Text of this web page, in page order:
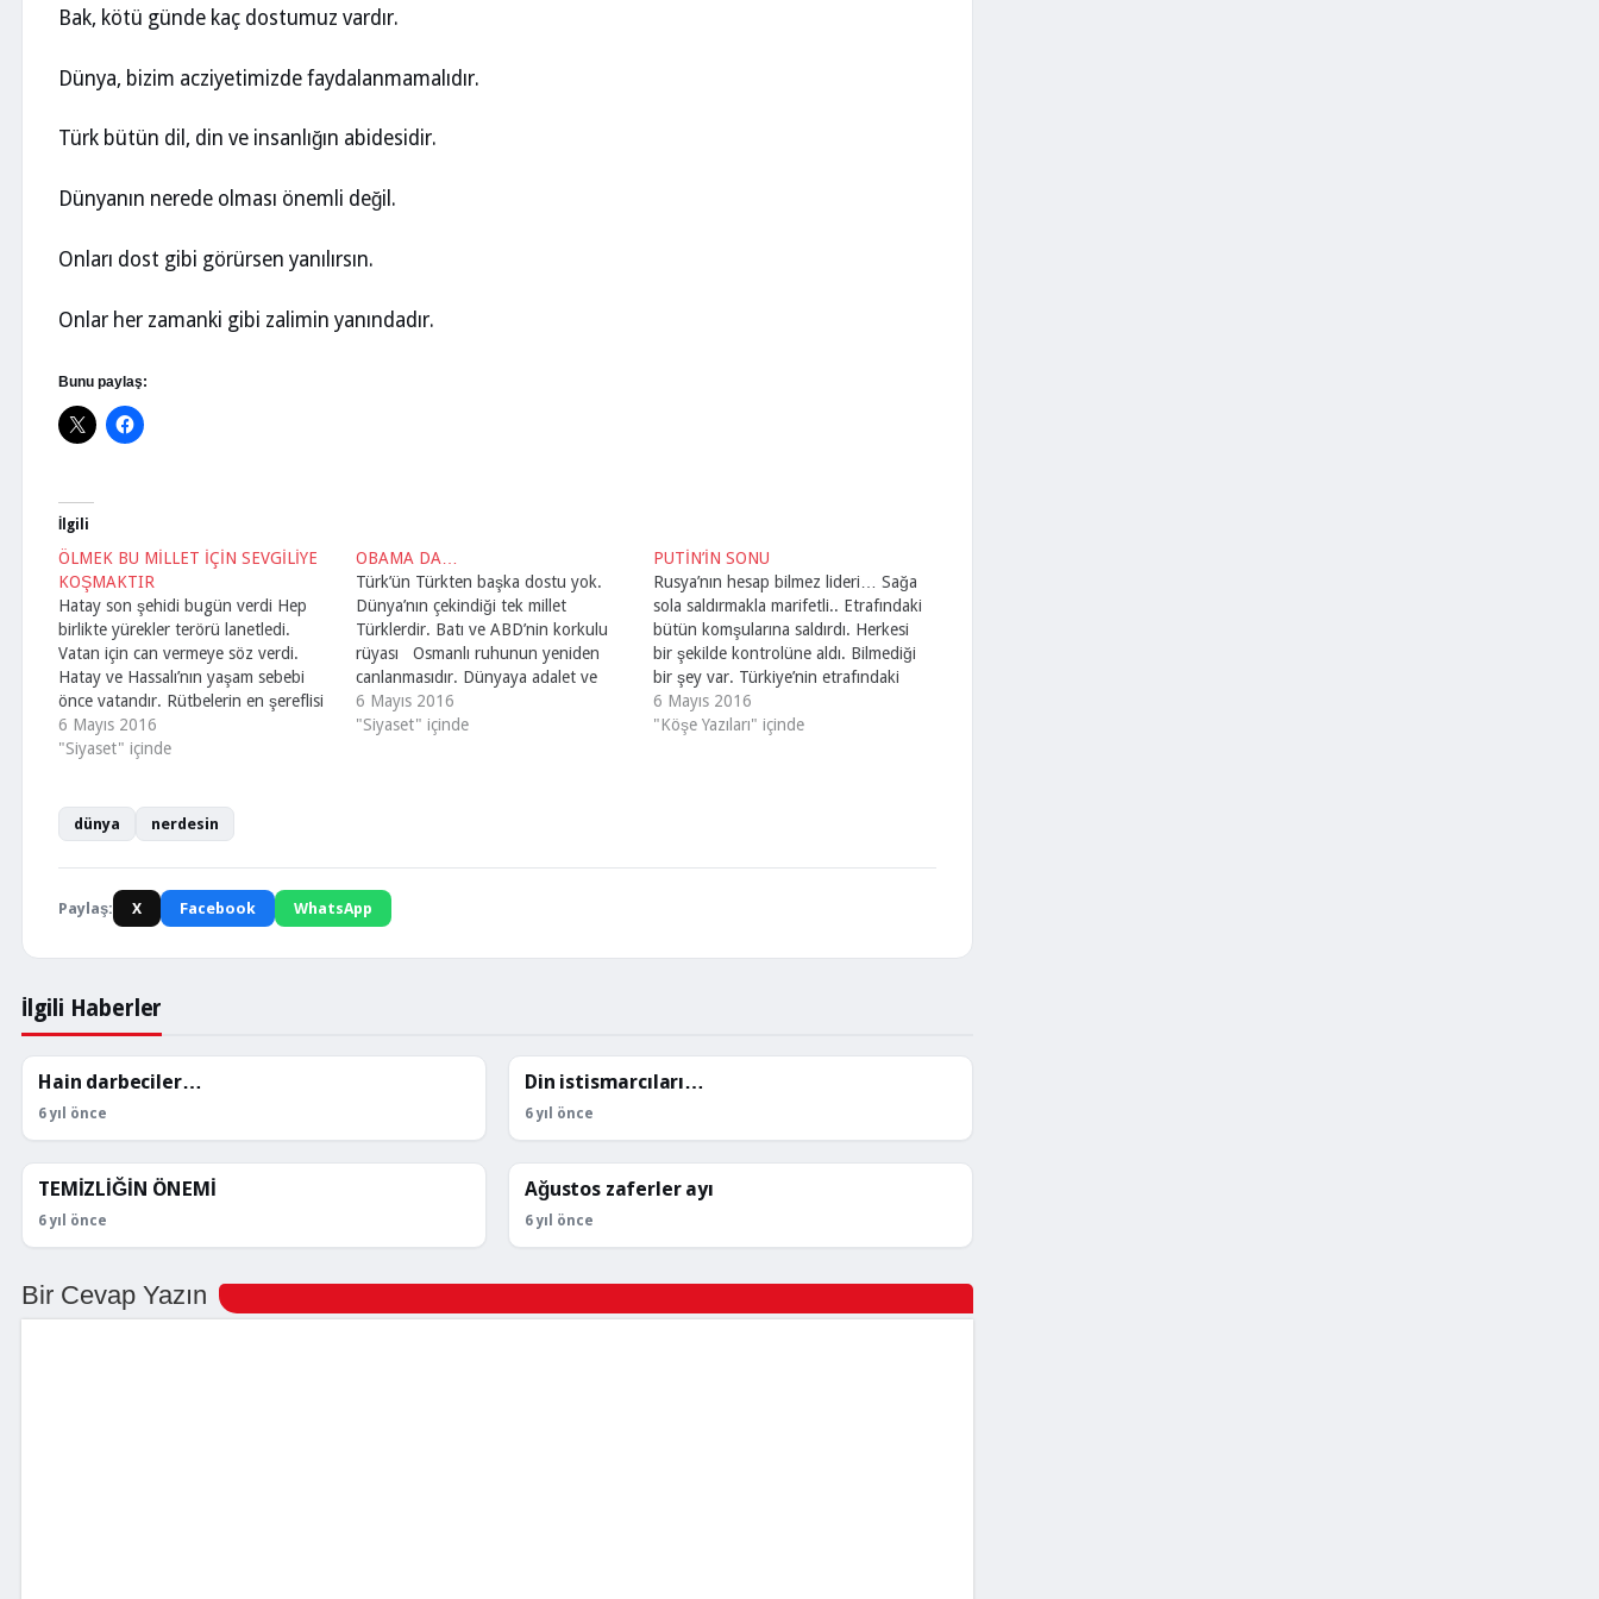
Bak, kötü günde kaç dostumuz vardır.
Dünya, bizim acziyetimizde faydalanmamalıdır.
Türk bütün dil, din ve insanlığın abidesidir.
Dünyanın nerede olması önemli değil.
Onları dost gibi görürsen yanılırsın.
Onlar her zamanki gibi zalimin yanındadır.
Bunu paylaş:
İlgili
ÖLMEK BU MİLLET İÇİN SEVGİLİYE
KOŞMAKTIR
Hatay son şehidi bugün verdi Hep
birlikte yürekler terörü lanetledi.
Vatan için can vermeye söz verdi.
Hatay ve Hassalı’nın yaşam sebebi
önce vatandır. Rütbelerin en şereflisi
şehit olmaktır. Bu vatan için milyonlar
şehit oldu. Kıyamete kadar da devam
yarında da…
6 Mayıs 2016
"Siyaset" içinde
OBAMA DA…
Türk’ün Türkten başka dostu yok.
Dünya’nın çekindiği tek millet
Türklerdir. Batı ve ABD’nin korkulu
rüyası Osmanlı ruhunun yeniden
canlanmasıdır. Dünyaya adalet ve
medeniyet yayan o yüce ruh Yeniden
inkişaf bulacak diye Bütün mahfiller
6 Mayıs 2016
"Siyaset" içinde
PUTİN’İN SONU
Rusya’nın hesap bilmez lideri… Sağa
sola saldırmakla marifetli.. Etrafındaki
bütün komşularına saldırdı. Herkesi
bir şekilde kontrolüne aldı. Bilmediği
bir şey var. Türkiye’nin etrafındaki
Ukrayna değil Kırım ve diğerler hiç
değil Tarih bilgisi çok zayıf herhalde
6 Mayıs 2016
"Köşe Yazıları" içinde
dünya nerdesin
Paylaş: X Facebook WhatsApp
İlgili Haberler
KÖŞE YAZILARI
Hain darbeciler…
6 yıl önce
KÖŞE YAZILARI
Din istismarcıları…
6 yıl önce
KÖŞE YAZILARI
TEMİZLİĞİN ÖNEMİ
6 yıl önce
KÖŞE YAZILARI
Ağustos zaferler ayı
6 yıl önce
Bir Cevap Yazın